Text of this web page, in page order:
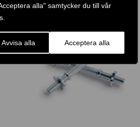
alla" samtycker du till vår
Avvisa alla Acceptera alla
% -18%